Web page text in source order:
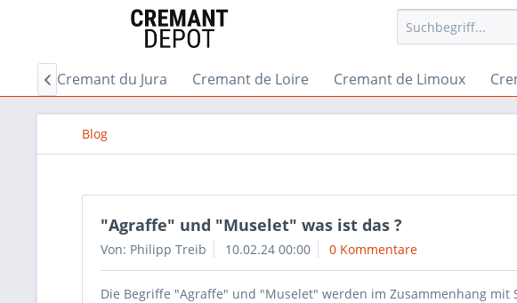
Cremant du Jura Cremant de Loire Cremant de Limoux

Blog
"Agraffe" und "Muselet" was ist das ?
Von: Philipp Treib 10.02.24 00:00 0 Kommentare
Die Begriffe "Agraffe" und "Muselet" werden im Zusammenhang mit